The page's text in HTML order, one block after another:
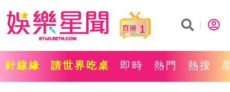
1
針線緣 請世界吃桌 即時 熱門 熱搜